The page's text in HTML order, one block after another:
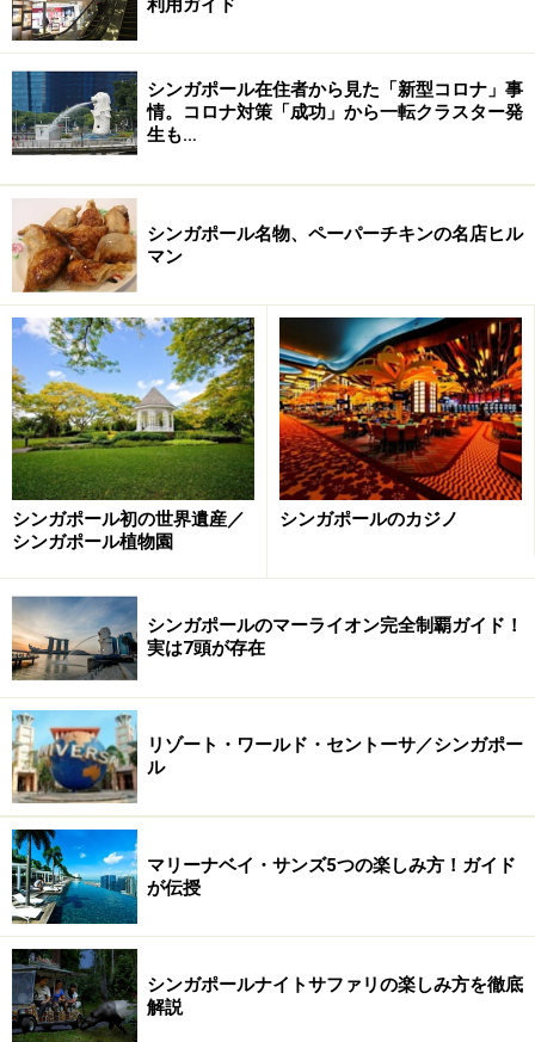
ださい。
1/2 次のページへ
シンガポール在住者から見た「新型コロナ」事
情。コロナ対策「成功」から一転クラスター発
生も…
シンガポール名物、ペーパーチキンの名店ヒル
マン
シンガポール初の世界遺産／
シンガポール植物園
シンガポールのカジノ
シンガポールのマーライオン完全制覇ガイド！
実は7頭が存在
リゾート・ワールド・セントーサ／シンガポー
ル
マリーナベイ・サンズ5つの楽しみ方！ガイド
が伝授
シンガポールナイトサファリの楽しみ方を徹底
解説